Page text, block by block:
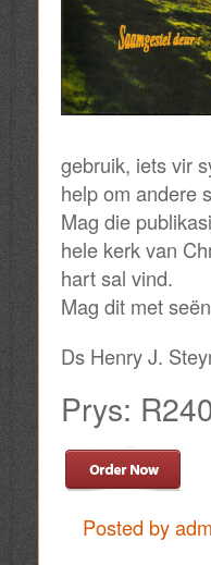
gebruik, iets vir
help om andere
Mag die
hele kerk van
hart sal vind.
Mag dit met
Ds Henry J.
Prys:
Posted by